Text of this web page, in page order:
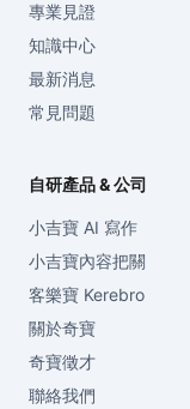
專業見證
知識中心
最新消息
常見問題
自研產品 & 公司
小吉寶 AI 寫作
小吉寶內容把關
客樂寶 Kerebro
關於奇寶
奇寶徵才
聯絡我們